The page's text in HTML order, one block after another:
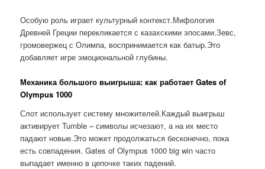
Особую роль играет культурный контекст.Мифология
Древней Греции перекликается с казахскими эпосами.Зевс,
громовержец с Олимпа, воспринимается как батыр.Это
добавляет игре эмоциональной глубины.
Механика большого выигрыша: как работает Gates of
Olympus 1000
Слот использует систему множителей.Каждый выигрыш
активирует Tumble – символы исчезают, а на их место
падают новые.Это может продолжаться бесконечно, пока
есть совпадения. Gates of Olympus 1000 big win часто
выпадает именно в цепочке таких падений.